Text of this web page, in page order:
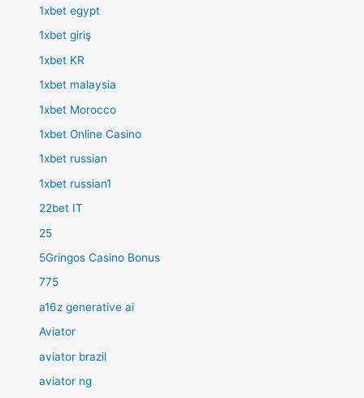
1xbet egypt
1xbet giriş
1xbet KR
1xbet malaysia
1xbet Morocco
1xbet Online Casino
1xbet russian
1xbet russian1
22bet IT
25
5Gringos Casino Bonus
775
a16z generative ai
Aviator
aviator brazil
aviator ng